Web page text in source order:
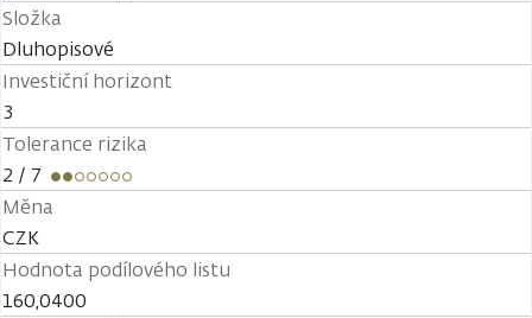
Složka
Dluhopisové
Investiční horizont
3
Tolerance rizika
2 / 7
Měna
CZK
Hodnota podílového listu
160,0400